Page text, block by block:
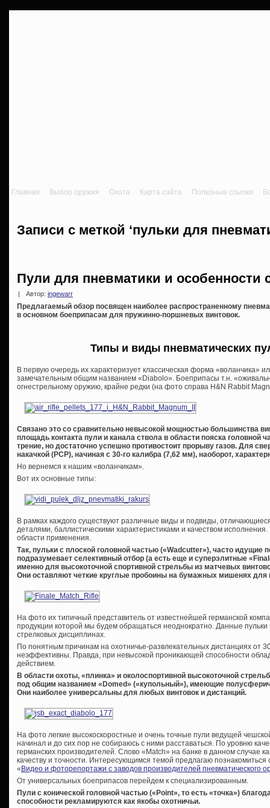
Главная Выбор оружия Охота Карта сайта Полезные ссылки
Записи с меткой ‘пульки для
Пули для пневматики и особенности
Автор: ingewarr
Предлагаемый обзор посвящен наиболее распространенному
в основном боеприпасам для пружинно-поршневых винтовок.
Типы и виды пневматических
В первую очередь их характеризует классическая форма «воланчика»
замечательным общим названием «Diabolo». Боеприпасы т.н.
огнестрельному оружию, крайне редки (на фото справа H&N Rabbit
Связано это со сравнительно невысокой мощностью большинства
площадь контакта пули и канала ствола в области пояска головной
трение, но достаточно успешно противостоит прорыву газов. Для
накачкой (PCP), начиная с 30-го калибра (7,62 мм), наоборот,
Но вернемся к нашим «воланчикам».
Вот их основные типы:
В рамках каждого существуют различные виды и подвиды,
деталями, баллистическими характеристиками и качеством
области применения.
Так, пульки с плоской головной частью («Wadcutter»), часто идущие
подразумевает селективный отбор (а есть еще и суперэлитные «
именно для высокоточной спортивной стрельбы из матчевых
Они оставляют четкие круглые пробоины на бумажных мишенях для
На фото их типичный представитель от известнейшей германской
продукции которой мы будем обращаться неоднократно. Данные пульки
стрелковых дисциплинах.
По понятным причинам на охотничье-развлекательных дистанциях от
неэффективны. Правда, при невысокой проникающей способности
действием.
В области охоты, «плинка» и околоспортивной высокоточной
под общим названием « Domed» («купольный»), имеющие
Они наиболее универсальны для любых винтовок и дистанций.
На фото легкие высокоскоростные и очень точные пули ведущей
начинал и до сих пор не собираюсь с ними расставаться. По уровню
германских производителей. Слово «Match» на банке в данном случае
качеству и точности. Интересующимся темой предлагаю
« Видео и фоторепортажи с заводов производителей пневматического
От универсальных боеприпасов перейдем к специализированным.
Пули с конической головной частью (« Point», то есть «точка»)
способности рекламируются как якобы охотничьи.